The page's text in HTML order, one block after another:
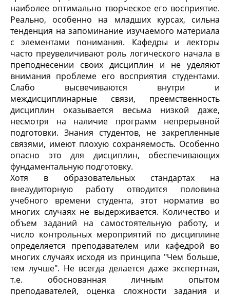
наиболее оптимально творческое его восприятие.
Реально, особенно на младших курсах, сильна
тенденция на запоминание изучаемого материала
с элементами понимания. Кафедры и лекторы
часто преувеличивают роль логического начала в
преподнесении своих дисциплин и не уделяют
внимания проблеме его восприятия студентами.
Слабо высвечиваются внутри и
междисциплинарные связи, преемственность
дисциплин оказывается весьма низкой даже,
несмотря на наличие программ непрерывной
подготовки. Знания студентов, не закрепленные
связями, имеют плохую сохраняемость. Особенно
опасно это для дисциплин, обеспечивающих
фундаментальную подготовку.
Хотя в образовательных стандартах на
внеаудиторную работу отводится половина
учебного времени студента, этот норматив во
многих случаях не выдерживается. Количество и
объем заданий на самостоятельную работу, и
число контрольных мероприятий по дисциплине
определяется преподавателем или кафедрой во
многих случаях исходя из принципа "Чем больше,
тем лучше". Не всегда делается даже экспертная,
т.е. обоснованная личным опытом
преподавателей, оценка сложности задания и